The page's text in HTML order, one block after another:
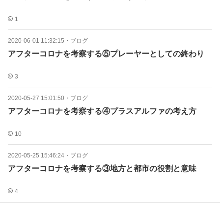
1
2020-06-01 11:32:15 ・ ブログ
アフターコロナを考察する⑤プレーヤーとしての終わり
3
2020-05-27 15:01:50 ・ ブログ
アフターコロナを考察する④プラスアルファの考え方
10
2020-05-25 15:46:24 ・ ブログ
アフターコロナを考察する③地方と都市の役割と意味
4